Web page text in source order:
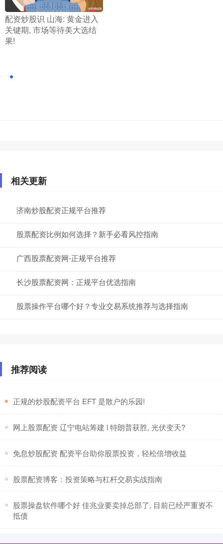
​配资炒股识 山海: 黄金进入
关键期, 市场等待美大选结
果!
相关更新
济南炒股配资正规平台推荐
股票配资比例如何选择？新手必看风控指南
广西股票配资网-正规平台推荐
长沙股票配资网：正规平台优选指南
股票操作平台哪个好？专业交易系统推荐与选择指南
推荐阅读
​正规的炒股配资平台 EFT 是散户的乐园!
​网上股票配资 辽宁电站筹建 l 特朗普获胜, 光伏变天?
​免息炒股配资 配资平台助你股票投资，轻松倍增收益
​股票配资博客：投资策略与杠杆交易实战指南
​股票操盘软件哪个好 佳兆业要卖掉总部了, 目前已经严重资不
抵债